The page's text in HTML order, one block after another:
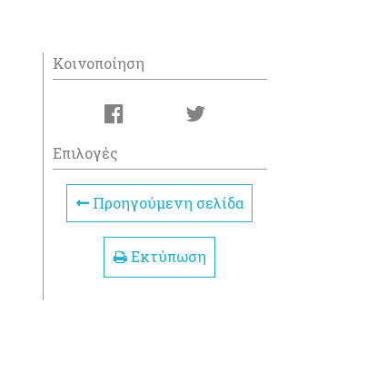
Κοινοποίηση
Επιλογές
Προηγούμενη σελίδα
Εκτύπωση